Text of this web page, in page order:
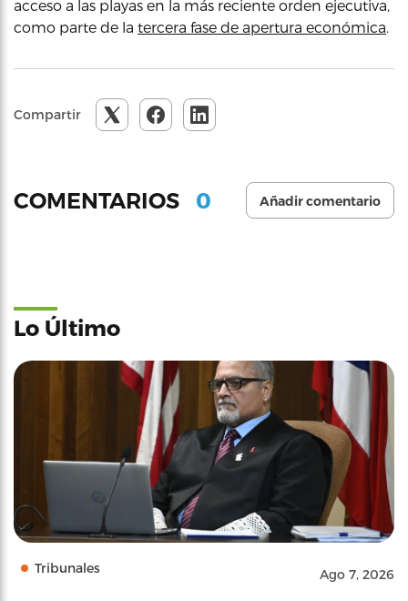
acceso a las playas en la más reciente orden ejecutiva,
como parte de la tercera fase de apertura económica.
Compartir
COMENTARIOS 0 Añadir comentario
Lo Último
Tribunales Ago 7, 2026